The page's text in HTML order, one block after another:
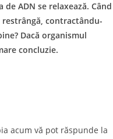
ADN se relaxează. Când
restrângă, contrac­tân­du-
Dacă organis­mul
concluzie.
acum vă pot răs­pun­de la